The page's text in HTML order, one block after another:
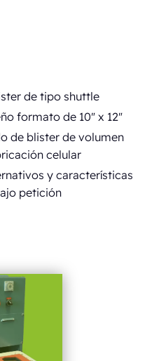
de tipo shuttle
formato de 10" x 12"
de blister de volumen
celular
y características
petición